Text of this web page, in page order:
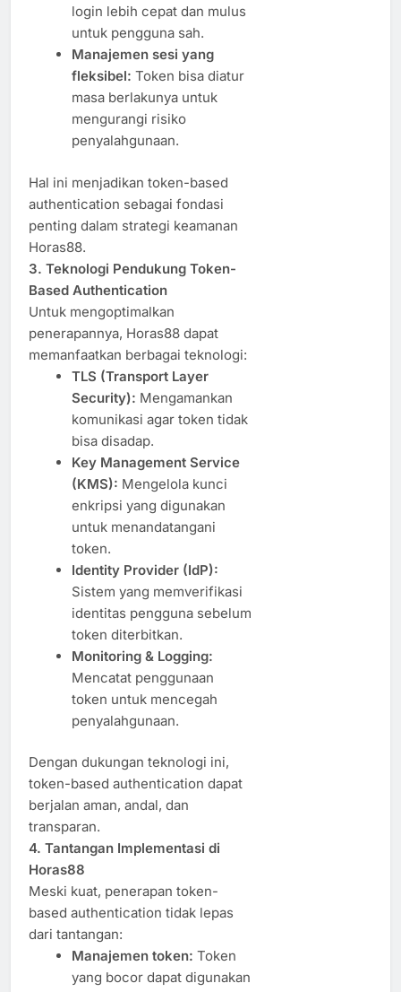
login lebih cepat dan mulus
untuk pengguna sah.
Manajemen sesi yang
fleksibel: Token bisa diatur
masa berlakunya untuk
mengurangi risiko
penyalahgunaan.
Hal ini menjadikan token-based
authentication sebagai fondasi
penting dalam strategi keamanan
Horas88.
3. Teknologi Pendukung Token-
Based Authentication
Untuk mengoptimalkan
penerapannya, Horas88 dapat
memanfaatkan berbagai teknologi:
TLS (Transport Layer
Security): Mengamankan
komunikasi agar token tidak
bisa disadap.
Key Management Service
(KMS): Mengelola kunci
enkripsi yang digunakan
untuk menandatangani
token.
Identity Provider (IdP):
Sistem yang memverifikasi
identitas pengguna sebelum
token diterbitkan.
Monitoring & Logging:
Mencatat penggunaan
token untuk mencegah
penyalahgunaan.
Dengan dukungan teknologi ini,
token-based authentication dapat
berjalan aman, andal, dan
transparan.
4. Tantangan Implementasi di
Horas88
Meski kuat, penerapan token-
based authentication tidak lepas
dari tantangan:
Manajemen token: Token
yang bocor dapat digunakan